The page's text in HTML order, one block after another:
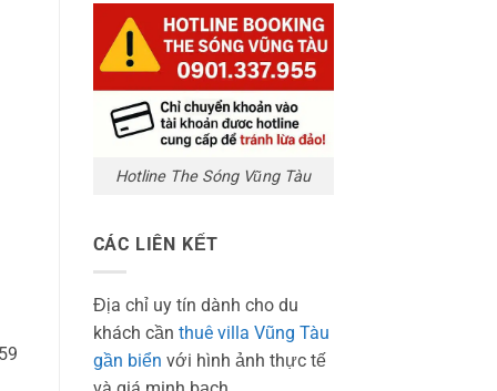
Hotline The Sóng Vũng Tàu
CÁC LIÊN KẾT
Địa chỉ uy tín dành cho du
khách cần thuê villa Vũng Tàu
gần biển với hình ảnh thực tế